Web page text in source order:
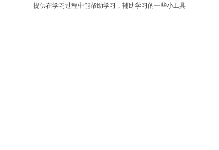
提供在学习过程中能帮助学习，辅助学习的一些小工具